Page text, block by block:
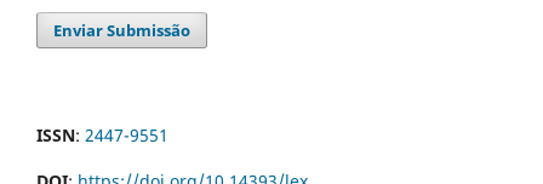
Enviar Submissão
ISSN: 2447-9551